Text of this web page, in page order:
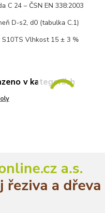
C 24 – ČSN EN 338:2003
D-s2, d0 (tabulka C.1)
S10TS Vlhkost 15 ± 3 %
v kategoriích
a.s.
řeziva a